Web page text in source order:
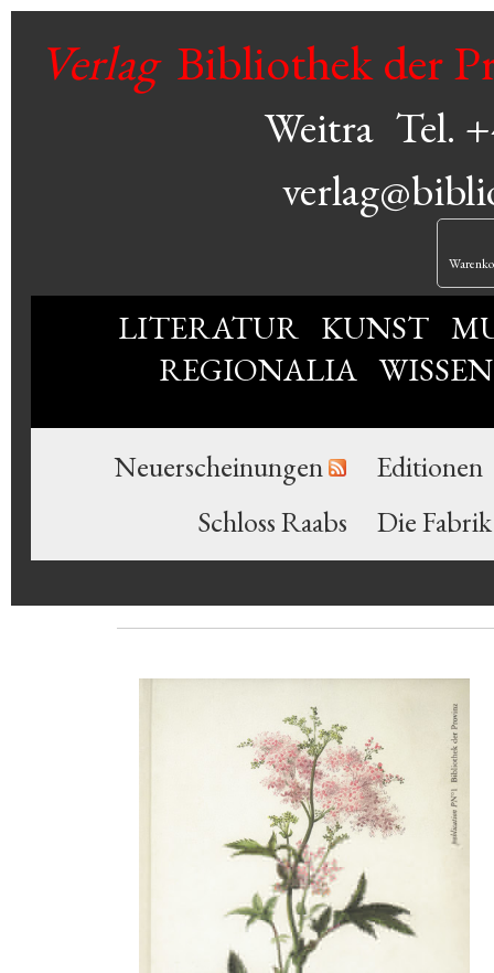
VerlagBibliothek der
Weitra Tel.
LITERATUR KUNST
REGIONALIA
Neuerscheinungen
Editionen
Schloss Raabs
Die Fabrik